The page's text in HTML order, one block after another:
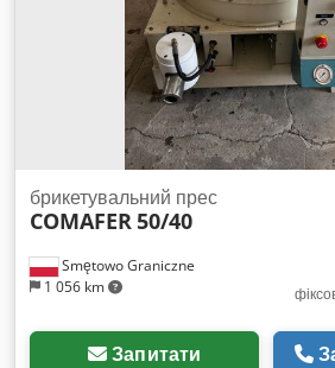
Smętowo Graniczne
1 056 km
брикетувальний прес
COMAFER50/40
Запитати